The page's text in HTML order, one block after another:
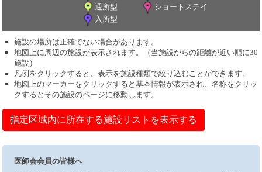
通所型
ショートステイ
入所型
施設の場所は正確でない場合があります。
地図上に周辺の施設が表示されます。（当施設からの距離が近い順に30
施設）
凡例をクリックすると、表示を施設種類で絞り込むことができます。
地図上のマーカーをクリックすると基本情報が表示され、名称をクリッ
クするとその施設のページに移動します。
指定区域内に所在する施設リストを表示する
医師会会員の皆様へ